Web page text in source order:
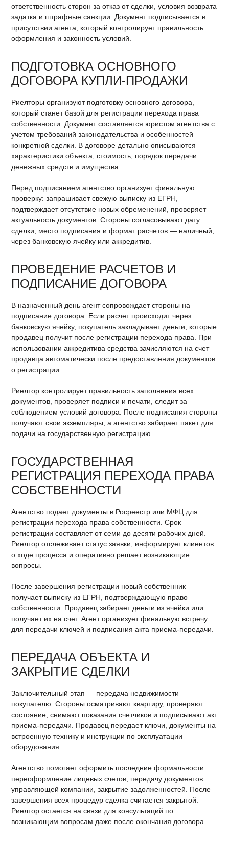
ответственность сторон за отказ от сделки, условия возврата
задатка и штрафные санкции. Документ подписывается в
присутствии агента, который контролирует правильность
оформления и законность условий.
ПОДГОТОВКА ОСНОВНОГО
ДОГОВОРА КУПЛИ-ПРОДАЖИ
Риелторы организуют подготовку основного договора,
который станет базой для регистрации перехода права
собственности. Документ составляется юристом агентства с
учетом требований законодательства и особенностей
конкретной сделки. В договоре детально описываются
характеристики объекта, стоимость, порядок передачи
денежных средств и имущества.
Перед подписанием агентство организует финальную
проверку: запрашивает свежую выписку из ЕГРН,
подтверждает отсутствие новых обременений, проверяет
актуальность документов. Стороны согласовывают дату
сделки, место подписания и формат расчетов — наличный,
через банковскую ячейку или аккредитив.
ПРОВЕДЕНИЕ РАСЧЕТОВ И
ПОДПИСАНИЕ ДОГОВОРА
В назначенный день агент сопровождает стороны на
подписание договора. Если расчет происходит через
банковскую ячейку, покупатель закладывает деньги, которые
продавец получит после регистрации перехода права. При
использовании аккредитива средства зачисляются на счет
продавца автоматически после предоставления документов
о регистрации.
Риелтор контролирует правильность заполнения всех
документов, проверяет подписи и печати, следит за
соблюдением условий договора. После подписания стороны
получают свои экземпляры, а агентство забирает пакет для
подачи на государственную регистрацию.
ГОСУДАРСТВЕННАЯ
РЕГИСТРАЦИЯ ПЕРЕХОДА ПРАВА
СОБСТВЕННОСТИ
Агентство подает документы в Росреестр или МФЦ для
регистрации перехода права собственности. Срок
регистрации составляет от семи до десяти рабочих дней.
Риелтор отслеживает статус заявки, информирует клиентов
о ходе процесса и оперативно решает возникающие
вопросы.
После завершения регистрации новый собственник
получает выписку из ЕГРН, подтверждающую право
собственности. Продавец забирает деньги из ячейки или
получает их на счет. Агент организует финальную встречу
для передачи ключей и подписания акта приема-передачи.
ПЕРЕДАЧА ОБЪЕКТА И
ЗАКРЫТИЕ СДЕЛКИ
Заключительный этап — передача недвижимости
покупателю. Стороны осматривают квартиру, проверяют
состояние, снимают показания счетчиков и подписывают акт
приема-передачи. Продавец передает ключи, документы на
встроенную технику и инструкции по эксплуатации
оборудования.
Агентство помогает оформить последние формальности:
переоформление лицевых счетов, передачу документов
управляющей компании, закрытие задолженностей. После
завершения всех процедур сделка считается закрытой.
Риелтор остается на связи для консультаций по
возникающим вопросам даже после окончания договора.